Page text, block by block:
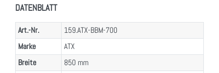
DATENBLATT
Art.-Nr.
159.ATX-BBM-700
Marke
ATX
Breite
850 mm